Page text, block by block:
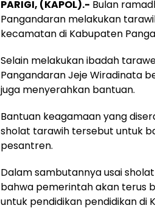
PARIGI, (KAPOL).- Bulan
Pangandaran melakukan
kecamatan di Kabupaten
Selain melakukan ibadah
Pangandaran Jeje Wiradinata
juga menyerahkan bantuan.
Bantuan keagamaan yang
sholat tarawih tersebut untuk
pesantren.
Dalam sambutannya usai
bahwa pemerintah akan terus
untuk pendidikan pendidikan di